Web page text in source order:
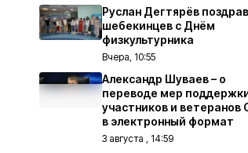
Руслан Дегтярёв
шебекинцев с Днём
физкультурника
Вчера, 10:55
Александр Шуваев – о
переводе мер
участников и ветеранов
в электронный формат
3 августа , 14:59